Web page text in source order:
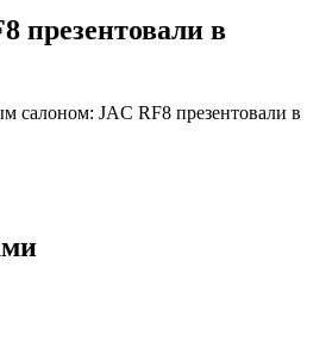
презентовали в
салоном: JAC RF8 презентовали в